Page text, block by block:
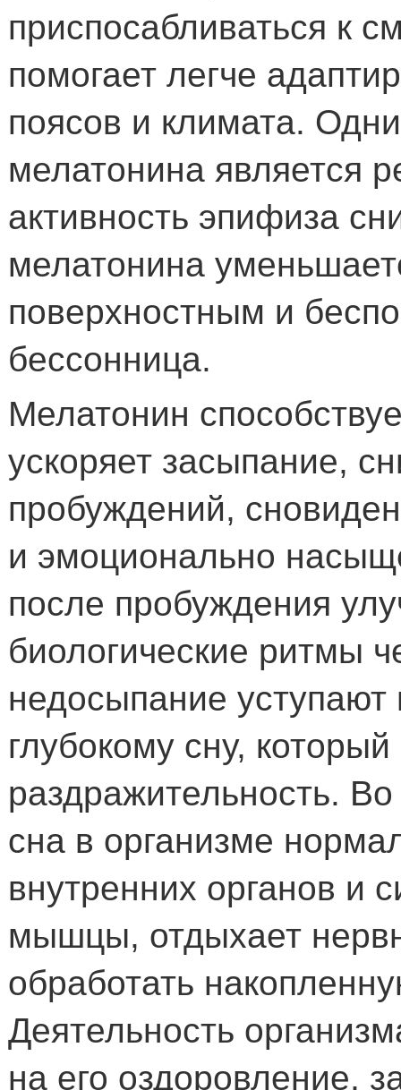
приспосабливаться к
помогает легче
поясов и климата.
мелатонина является
активность эпифиза
мелатонина
поверхностным и
бессонница.
Мелатонин
ускоряет засыпание,
пробуждений,
и эмоционально
после пробуждения
биологические ритмы
недосыпание
глубокому сну,
раздражительность. Во
сна в организме
внутренних органов и
мышцы, отдыхает
обработать
Деятельность
на его оздоровление,